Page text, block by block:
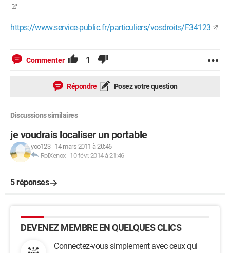
https://www.service-public.fr/particuliers/vosdroits/F34123
Commenter 1
Répondre Posez votre question
Discussions similaires
je voudrais localiser un portable
yoo123- 14 mars 2011 à 20:46
RoiXenox- 10 févr. 2014 à 21:46
5 réponses
DEVENEZ MEMBRE EN QUELQUES CLICS
Connectez-vous simplement avec ceux qui